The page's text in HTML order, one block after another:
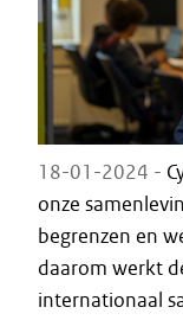
18-01-2024 -
onze
begrenzen en
daarom werkt
internationaal